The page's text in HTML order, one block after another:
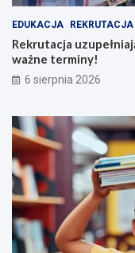
EDUKACJA REKRUTACJA
Rekrutacja
ważne terminy!
6 sierpnia 2026